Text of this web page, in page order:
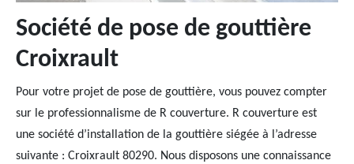
Société de pose de gouttière
Croixrault
Pour votre projet de pose de gouttière, vous pouvez compter
sur le professionnalisme de R couverture. R couverture est
une société d’installation de la gouttière siégée à l’adresse
suivante : Croixrault 80290. Nous disposons une connaissance